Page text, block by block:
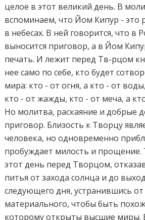
целое в этот великий день. В
вспоминаем, что Йом Кипур - это
в небесах. В ней говорится, что в
выносится приговор, а в Йом
печать. И лежит перед Тв-рцом
нее само по себе, кто будет
мира: кто - от огня, а кто - от
кто - от жажды, кто - от меча, а
Но молитва, раскаяние и добрые
приговор. Близость к Творцу
человека, но одновременно
пробуждает милость и прощение.
этот день перед Творцом,
питья от захода солнца и до
следующего дня, устранившись от
материального, чтобы быть
которому открыты высшие миры.